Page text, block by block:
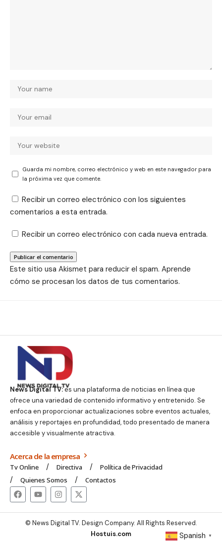
Guarda mi nombre, correo electrónico y web en este navegador para
la próxima vez que comente.
Recibir un correo electrónico con los siguientes
comentarios a esta entrada.
Recibir un correo electrónico con cada nueva entrada.
Este sitio usa Akismet para reducir el spam. Aprende
cómo se procesan los datos de tus comentarios.
News Digital TV:es una plataforma de noticias en línea que
ofrece una variedad de contenido informativo y entretenido. Se
enfoca en proporcionar actualizaciones sobre eventos actuales,
análisis y reportajes en profundidad, todo presentado de manera
accesible y visualmente atractiva.
Acerca de la empresa
Tv Online Directiva
Política de Privacidad
Quienes Somos
Contactos
© News Digital TV. Design Company. All Rights Reserved.
Hostuis.com
Spanish ▼